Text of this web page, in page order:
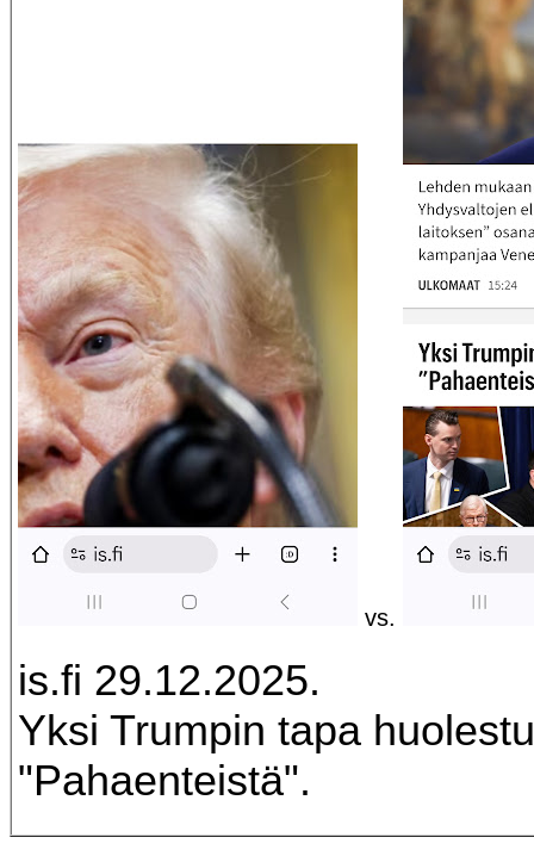
vs.
is.fi 29.12.2025.
Yksi Trumpin tapa
"Pahaenteistä".